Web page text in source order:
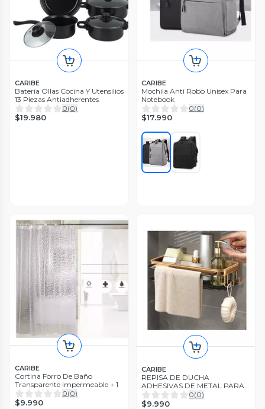
CARIBE
Batería Ollas Cocina Y Utensilios
13 Piezas Antiadherentes
0(0)
$19.980
CARIBE
Mochila Anti Robo Unisex Para
Notebook
0(0)
$17.990
CARIBE
Cortina Forro De Baño
Transparente Impermeable + 1
0(0)
$9.990
CARIBE
REPISA DE DUCHA
ADHESIVAS DE METAL PARA
BAÑO
0(0)
$9.990